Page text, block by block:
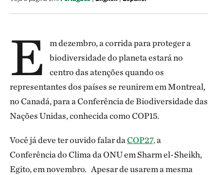
E
m dezembro, a corrida para proteger a
biodiversidade do planeta estará no
centro das atenções quando os
representantes dos países se reunirem em Montreal,
no Canadá, para a Conferência de Biodiversidade das
Nações Unidas, conhecida como COP15.
Você já deve ter ouvido falar daCOP27,a
Conferência do Clima da ONU em Sharm el-Sheikh,
Egito, em novembro. Apesar de usarem a mesma